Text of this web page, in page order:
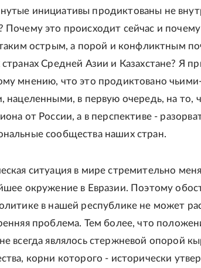
инициативы продиктованы не
Почему это происходит сейчас и
таким острым, а порой и конфликтным
странах Средней Азии и Казахстане? Я
мнению, что это продиктовано
нацеленными, в первую очередь, на то,
от России, а в перспективе -
сообщества наших стран.
ситуация в мире стремительно
окружение в Евразии. Поэтому
в нашей республике не может
проблема. Тем более, что
всегда являлось стержневой опорой
корни которого - исторически